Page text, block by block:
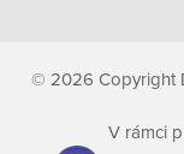
© 2026 Copyright
V rámci